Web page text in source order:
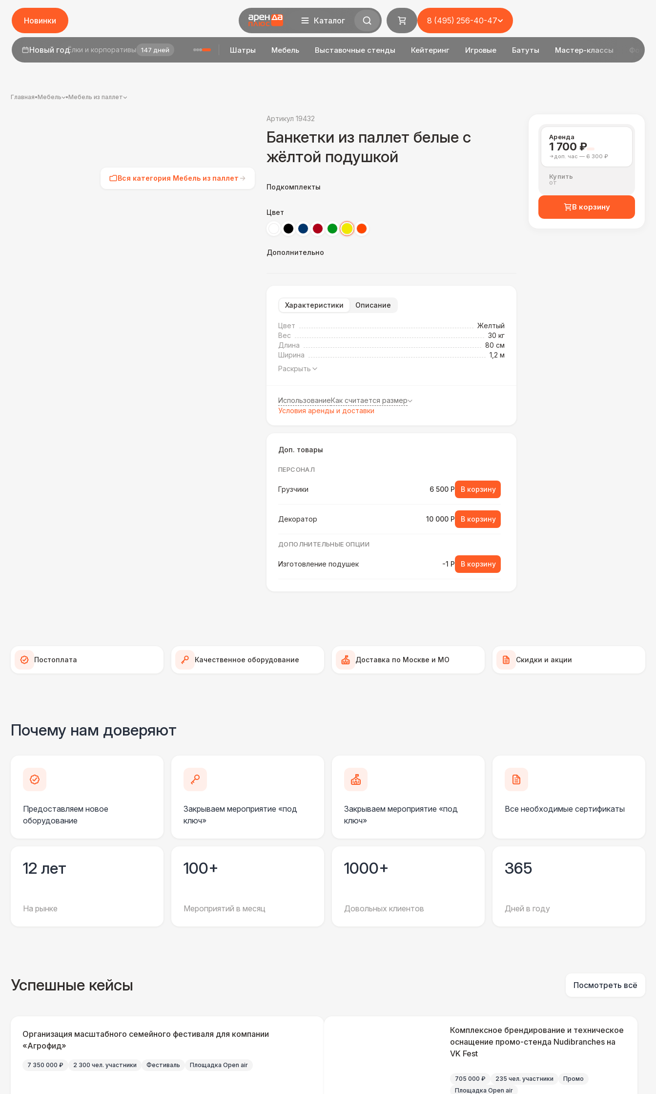
Новинки
1 сентябряДень знаний 25 дней Шатры Мебель Выставочные стенды Кейтеринг Игровые Батуты Мастер-классы
Каталог 8 (495) 256-40-47
Главная•Мебель •Мебель из паллет
Вся категория Мебель из паллет
Артикул 19432
Банкетки из паллет белые с
жёлтой подушкой
Подкомплекты
Цвет
Дополнительно
Характеристики Описание
Цвет
Желтый
Вес
30 кг
Длина
80 см
Ширина
1,2 м
Раскрыть
ИспользованиеКак считается размер
Условия аренды и доставки
Доп. товары
ПЕРСОНАЛ
Грузчики 6 500 Р В корзину
Декоратор 10 000 Р В корзину
ДОПОЛНИТЕЛЬНЫЕ ОПЦИИ
Изготовление подушек -1 Р В корзину
Шатер быстровозводимый
Домик «Ярмарочный» 3 х 2 м
Стилизованный (2 х 1 х 0,6)
1 000 Р В корзину
Аренда
1 700 ₽
доп. час — 6 300 ₽
Купить
от
В корзину
Постоплата Качественное оборудование Доставка по Москве и МО Скидки и акции
Почему нам доверяют
Предоставляем новое
оборудование
Закрываем мероприятие «под
ключ»
Закрываем мероприятие «под
ключ»
Все необходимые сертификаты
12 лет
На рынке
100+
Мероприятий в месяц
1000+
Довольных клиентов
365
Дней в году
Успешные кейсы Посмотреть всё
Организация масштабного семейного фестиваля для компании
«Агрофид»
7 350 000 ₽ 2 300 чел. участники Фестиваль Площадка Open air
Комплексное брендирование и техническое
оснащение промо-стенда Nudibranches на
VK Fest
705 000 ₽ 235 чел. участники
Промо
Площадка Open air